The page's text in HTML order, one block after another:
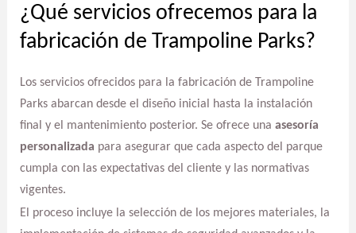
¿Qué servicios ofrecemos para la
fabricación de Trampoline Parks?
Los servicios ofrecidos para la fabricación de Trampoline
Parks abarcan desde el diseño inicial hasta la instalación
final y el mantenimiento posterior. Se ofrece una asesoría
personalizada para asegurar que cada aspecto del parque
cumpla con las expectativas del cliente y las normativas
vigentes.
El proceso incluye la selección de los mejores materiales, la